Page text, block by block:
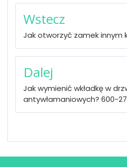
Nawigacja
wpisu
Wstecz
Jak otworzyć zamek innym
Dalej
Jak wymienić wkładkę w
antywłamaniowych? 600-